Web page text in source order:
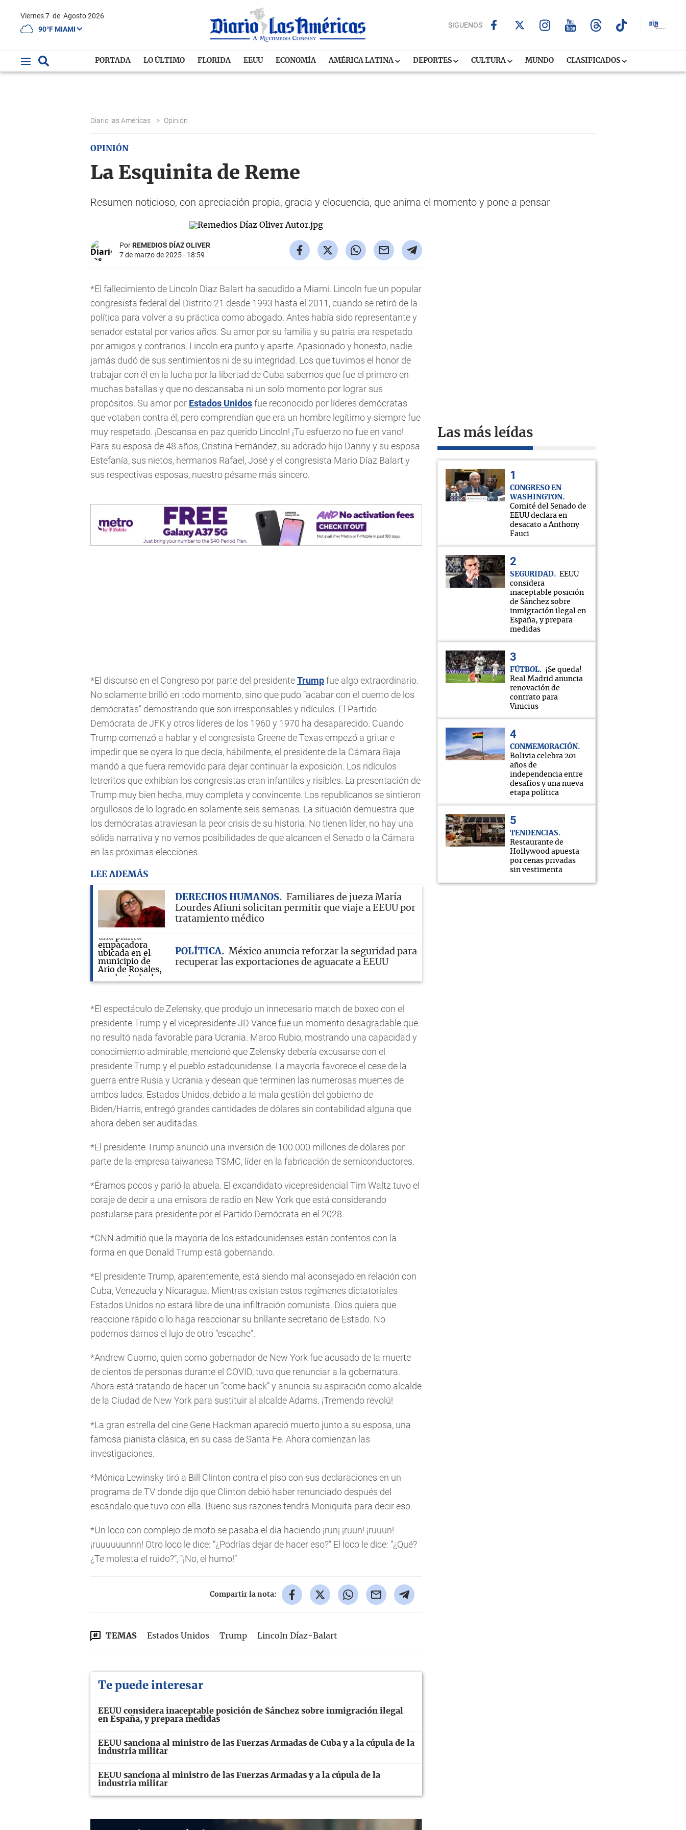
Viernes 7 de Agosto 2026
90°F MIAMI
SIGUENOS
PORTADA LO ÚLTIMO FLORIDA EEUU ECONOMÍA AMÉRICA LATINA DEPORTES CULTURA MUNDO CLASIFICADOS
Diario las Américas > Opinión
OPINIÓN
La Esquinita de Reme
Resumen noticioso, con apreciación propia, gracia y elocuencia, que anima el momento y pone a pensar
PorREMEDIOS DÍAZ OLIVER
7 de marzo de 2025 - 18:59
*El fallecimiento de Lincoln Diaz Balart ha sacudido a Miami. Lincoln fue un popular
congresista federal del Distrito 21 desde 1993 hasta el 2011, cuando se retiró de la
política para volver a su práctica como abogado. Antes había sido representante y
senador estatal por varios años. Su amor por su familia y su patria era respetado
por amigos y contrarios. Lincoln era punto y aparte. Apasionado y honesto, nadie
jamás dudó de sus sentimientos ni de su integridad. Los que tuvimos el honor de
trabajar con él en la lucha por la libertad de Cuba sabemos que fue el primero en
muchas batallas y que no descansaba ni un solo momento por lograr sus
propósitos. Su amor por Estados Unidosfue reconocido por líderes demócratas
que votaban contra él, pero comprendían que era un hombre legítimo y siempre fue
muy respetado. ¡Descansa en paz querido Lincoln! ¡Tu esfuerzo no fue en vano!
Para su esposa de 48 años, Cristina Fernández, su adorado hijo Danny y su esposa
Estefanía, sus nietos, hermanos Rafael, José y el congresista Mario Díaz Balart y
sus respectivas esposas, nuestro pésame más sincero.
*El discurso en el Congreso por parte del presidenteTrumpfue algo extraordinario.
No solamente brilló en todo momento, sino que pudo “acabar con el cuento de los
demócratas” demostrando que son irresponsables y ridículos. El Partido
Demócrata de JFK y otros líderes de los 1960 y 1970 ha desaparecido. Cuando
Trump comenzó a hablar y el congresista Greene de Texas empezó a gritar e
impedir que se oyera lo que decía, hábilmente, el presidente de la Cámara Baja
mandó a que fuera removido para dejar continuar la exposición. Los ridículos
letreritos que exhibían los congresistas eran infantiles y risibles. La presentación de
Trump muy bien hecha, muy completa y convincente. Los republicanos se sintieron
orgullosos de lo logrado en solamente seis semanas. La situación demuestra que
los demócratas atraviesan la peor crisis de su historia. No tienen líder, no hay una
sólida narrativa y no vemos posibilidades de que alcancen el Senado o la Cámara
en las próximas elecciones.
LEE ADEMÁS
DERECHOS HUMANOS
Familiares de jueza María
Lourdes Afiuni solicitan permitir que viaje a EEUU por
tratamiento médico
POLÍTICA
México anuncia reforzar la seguridad para
recuperar las exportaciones de aguacate a EEUU
*El espectáculo de Zelensky, que produjo un innecesario match de boxeo con el
presidente Trump y el vicepresidente JD Vance fue un momento desagradable que
no resultó nada favorable para Ucrania. Marco Rubio, mostrando una capacidad y
conocimiento admirable, mencionó que Zelensky debería excusarse con el
presidente Trump y el pueblo estadounidense. La mayoría favorece el cese de la
guerra entre Rusia y Ucrania y desean que terminen las numerosas muertes de
ambos lados. Estados Unidos, debido a la mala gestión del gobierno de
Biden/Harris, entregó grandes cantidades de dólares sin contabilidad alguna que
ahora deben ser auditadas.
*El presidente Trump anunció una inversión de 100.000 millones de dólares por
parte de la empresa taiwanesa TSMC, líder en la fabricación de semiconductores.
*Éramos pocos y parió la abuela. El excandidato vicepresidencial Tim Waltz tuvo el
coraje de decir a una emisora de radio en New York que está considerando
postularse para presidente por el Partido Demócrata en el 2028.
*CNN admitió que la mayoría de los estadounidenses están contentos con la
forma en que Donald Trump está gobernando.
*El presidente Trump, aparentemente, está siendo mal aconsejado en relación con
Cuba, Venezuela y Nicaragua. Mientras existan estos regímenes dictatoriales
Estados Unidos no estará libre de una infiltración comunista. Dios quiera que
reaccione rápido o lo haga reaccionar su brillante secretario de Estado. No
podemos darnos el lujo de otro “escache”.
*Andrew Cuomo, quien como gobernador de New York fue acusado de la muerte
de cientos de personas durante el COVID, tuvo que renunciar a la gobernatura.
Ahora está tratando de hacer un “come back” y anuncia su aspiración como alcalde
de la Ciudad de New York para sustituir al alcalde Adams. ¡Tremendo revolú!
*La gran estrella del cine Gene Hackman apareció muerto junto a su esposa, una
famosa pianista clásica, en su casa de Santa Fe. Ahora comienzan las
investigaciones.
*Mónica Lewinsky tiró a Bill Clinton contra el piso con sus declaraciones en un
programa de TV donde dijo que Clinton debió haber renunciado después del
escándalo que tuvo con ella. Bueno sus razones tendrá Moniquita para decir eso.
*Un loco con complejo de moto se pasaba el día haciendo ¡run¡ ¡ruun! ¡ruuun!
¡ruuuuuunnn! Otro loco le dice: “¿Podrías dejar de hacer eso?” El loco le dice: “¿Qué?
¿Te molesta el ruido?”, “¡No, el humo!”
Compartir la nota:
TEMAS Estados Unidos Trump Lincoln Díaz-Balart
Te puede interesar
EEUU considera inaceptable posición de Sánchez sobre inmigración ilegal
en España, y prepara medidas
EEUU sanciona al ministro de las Fuerzas Armadas de Cuba y a la cúpula de la
industria militar
EEUU sanciona al ministro de las Fuerzas Armadas y a la cúpula de la
industria militar
Las más leídas
CONGRESO EN
WASHINGTON
Comité del Senado de
EEUU declara en
desacato a Anthony
Fauci
SEGURIDAD
EEUU
considera
inaceptable posición
de Sánchez sobre
inmigración ilegal en
España, y prepara
medidas
FÚTBOL
¡Se queda!
Real Madrid anuncia
renovación de
contrato para
Vinicius
CONMEMORACIÓN
Bolivia celebra 201
años de
independencia entre
desafíos y una nueva
etapa política
TENDENCIAS
Restaurante de
Hollywood apuesta
por cenas privadas
sin vestimenta